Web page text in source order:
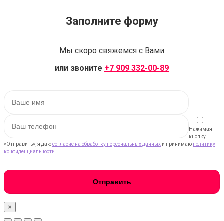
Заполните форму
Мы скоро свяжемся с Вами
или звоните +7 909 332-00-89
Нажимая
кнопку
«Отправить», я даюсогласие на обработку персональных данных и принимаю политику
конфиденциальности
×